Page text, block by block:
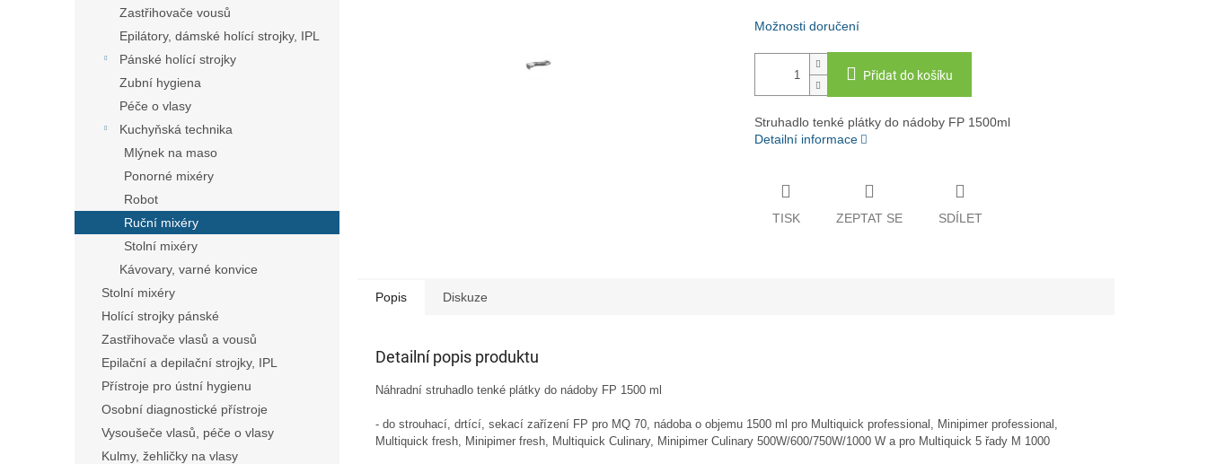
Zastřihovače vousů
Epilátory, dámské holící strojky, IPL
Pánské holící strojky
Zubní hygiena
Péče o vlasy
Kuchyňská technika
Mlýnek na maso
Ponorné mixéry
Robot
Ruční mixéry
Stolní mixéry
Kávovary, varné konvice
Stolní mixéry
Holící strojky pánské
Zastřihovače vlasů a vousů
Epilační a depilační strojky, IPL
Přístroje pro ústní hygienu
Osobní diagnostické přístroje
Vysoušeče vlasů, péče o vlasy
Kulmy, žehličky na vlasy
Možnosti doručení
Přidat do košíku
Struhadlo tenké plátky do nádoby FP 1500ml
Detailní informace
TISK ZEPTAT SE SDÍLET
Popis Diskuze
Detailní popis produktu
Náhradní struhadlo tenké plátky do nádoby FP 1500 ml
- do strouhací, drtící, sekací zařízení FP pro MQ 70, nádoba o objemu 1500 ml pro Multiquick professional, Minipimer professional,
Multiquick fresh, Minipimer fresh, Multiquick Culinary, Minipimer Culinary 500W/600/750W/1000 W a pro Multiquick 5 řady M 1000